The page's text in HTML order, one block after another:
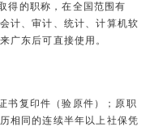
得的职称，在全国范围有
计、审计、统计、计算机软
广东后可直接使用。
书复印件（验原件）；原职
相同的连续半年以上社保凭